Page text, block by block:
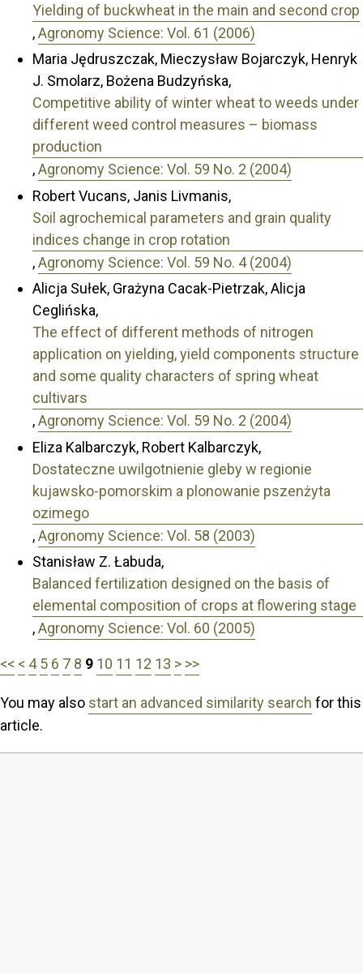
Yielding of buckwheat in the main and second crop
,Agronomy Science: Vol. 61 (2006)
Maria Jędruszczak, Mieczysław Bojarczyk, Henryk
J. Smolarz, Bożena Budzyńska,
Competitive ability of winter wheat to weeds under
different weed control measures – biomass
production
,Agronomy Science: Vol. 59 No. 2 (2004)
Robert Vucans, Janis Livmanis,
Soil agrochemical parameters and grain quality
indices change in crop rotation
,Agronomy Science: Vol. 59 No. 4 (2004)
Alicja Sułek, Grażyna Cacak-Pietrzak, Alicja
Ceglińska,
The effect of different methods of nitrogen
application on yielding, yield components structure
and some quality characters of spring wheat
cultivars
,Agronomy Science: Vol. 59 No. 2 (2004)
Eliza Kalbarczyk, Robert Kalbarczyk,
Dostateczne uwilgotnienie gleby w regionie
kujawsko-pomorskim a plonowanie pszenżyta
ozimego
,Agronomy Science: Vol. 58 (2003)
Stanisław Z. Łabuda,
Balanced fertilization designed on the basis of
elemental composition of crops at flowering stage
,Agronomy Science: Vol. 60 (2005)
<< < 4 5 6 7 8 9 10 11 12 13 > >>
You may also start an advanced similarity search for this
article.